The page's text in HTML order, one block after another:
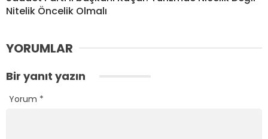
Nitelik Öncelik Olmalı
YORUMLAR
Bir yanıt yazın
Yorum *